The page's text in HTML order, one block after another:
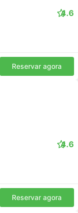
4.6
Reservar agora
4.6
Reservar agora